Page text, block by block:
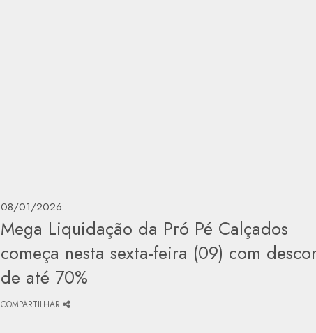
08/01/2026
Mega Liquidação da Pró Pé Calçados
começa nesta sexta-feira (09) com
de até 70%
COMPARTILHAR